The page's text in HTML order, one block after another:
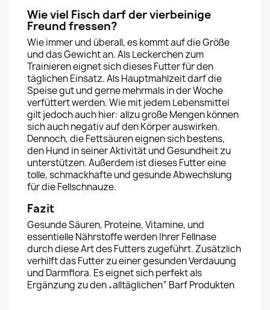
Wie viel Fisch darf der vierbeinige
Freund fressen?
Wie immer und überall, es kommt auf die Größe
und das Gewicht an. Als Leckerchen zum
Trainieren eignet sich dieses Futter für den
täglichen Einsatz. Als Hauptmahlzeit darf die
Speise gut und gerne mehrmals in der Woche
verfüttert werden. Wie mit jedem Lebensmittel
gilt jedoch auch hier: allzu große Mengen können
sich auch negativ auf den Körper auswirken.
Dennoch, die Fettsäuren eignen sich bestens,
den Hund in seiner Aktivität und Gesundheit zu
unterstützen. Außerdem ist dieses Futter eine
tolle, schmackhafte und gesunde Abwechslung
für die Fellschnauze.
Fazit
Gesunde Säuren, Proteine, Vitamine, und
essentielle Nährstoffe werden Ihrer Fellnase
durch diese Art des Futters zugeführt. Zusätzlich
verhilft das Futter zu einer gesunden Verdauung
und Darmflora. Es eignet sich perfekt als
Ergänzung zu den „alltäglichen“ Barf Produkten